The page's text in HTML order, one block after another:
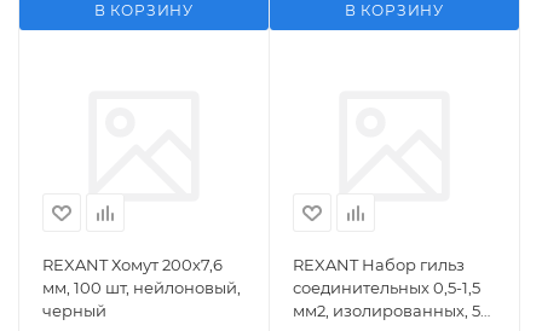
В КОРЗИНУ В КОРЗИНУ
REXANT Хомут 200х7,6
мм, 100 шт, нейлоновый,
черный
REXANT Набор гильз
соединительных 0,5-1,5
мм2, изолированных, 5